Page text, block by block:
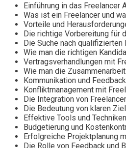
Einführung in das Freelancer
Was ist ein Freelancer und
Vorteile und
Die richtige Vorbereitung für
Die Suche nach qualifizierten
Wie man die richtigen
Vertragsverhandlungen mit
Wie man die
Kommunikation und
Konfliktmanagement mit
Die Integration von
Die Bedeutung von klaren
Effektive Tools und
Budgetierung und
Erfolgreiche Projektplanung
Die Rolle von Feedback und